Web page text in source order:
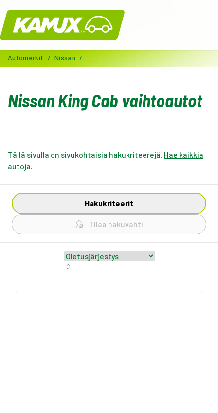
Kamux
Automerkit / Nissan /
Nissan King Cab vaihtoautot
Tällä sivulla on sivukohtaisia hakukriteerejä. Hae kaikkia
autoja.
Hakukriteerit
Tilaa hakuvahti